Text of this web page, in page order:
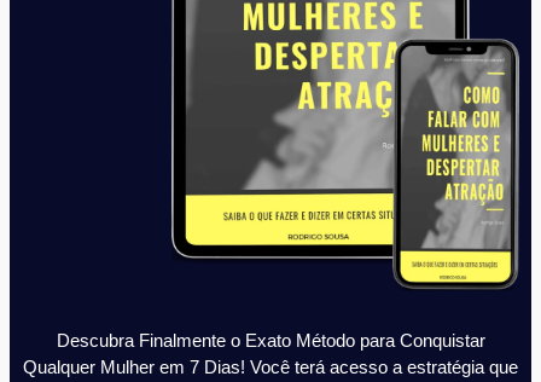
Descubra Finalmente o Exato Método para Conquistar
Qualquer Mulher em 7 Dias! Você terá acesso a estratégia que